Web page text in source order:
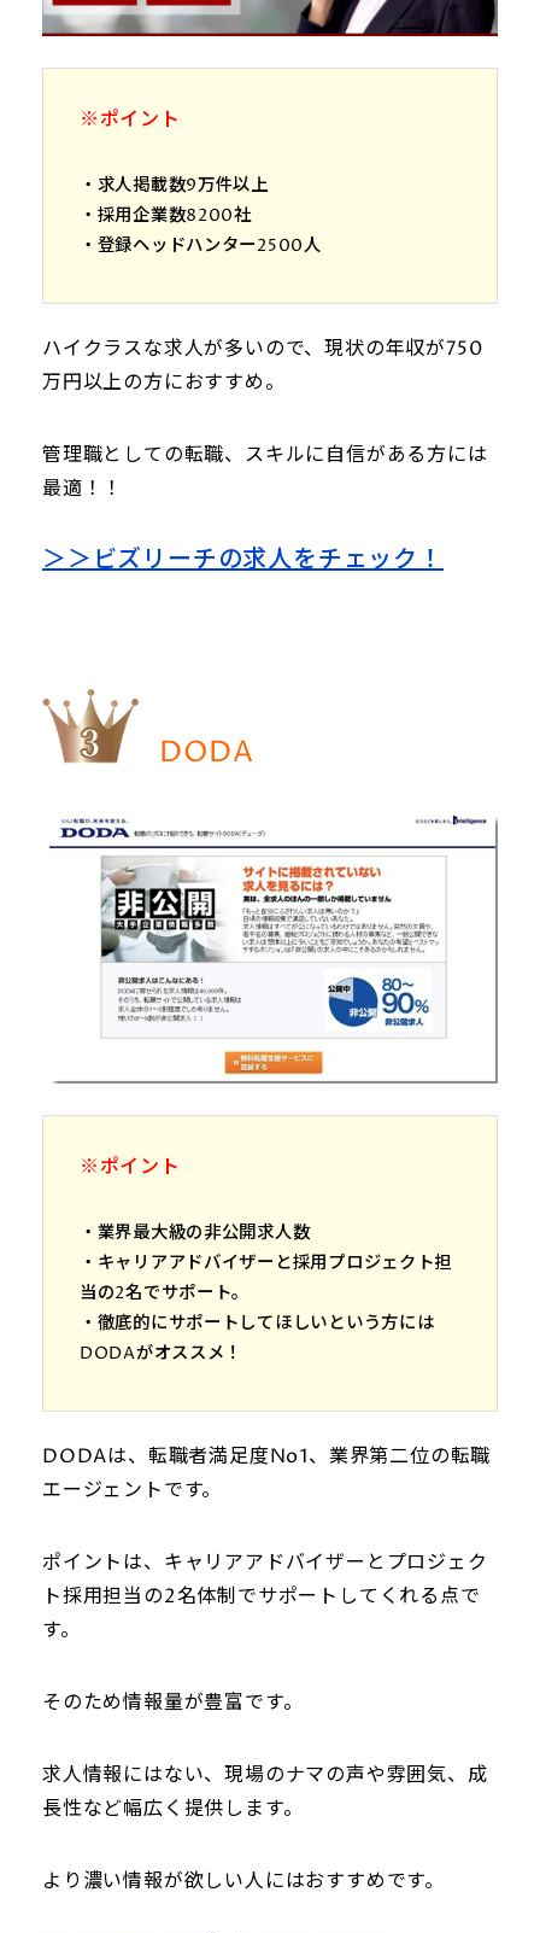
※ポイント
・求人掲載数9万件以上
・採用企業数8200社
・登録ヘッドハンター2500人
ハイクラスな求人が多いので、現状の年収が750
万円以上の方におすすめ。
管理職としての転職、スキルに自信がある方には
最適！！
＞＞ビズリーチの求人をチェック！
DODA
※ポイント
・業界最大級の非公開求人数
・キャリアアドバイザーと採用プロジェクト担
当の2名でサポート。
・徹底的にサポートしてほしいという方には
DODAがオススメ！
DODAは、転職者満足度No1、業界第二位の転職
エージェントです。
ポイントは、キャリアアドバイザーとプロジェク
ト採用担当の2名体制でサポートしてくれる点で
す。
そのため情報量が豊富です。
求人情報にはない、現場のナマの声や雰囲気、成
長性など幅広く提供します。
より濃い情報が欲しい人にはおすすめです。